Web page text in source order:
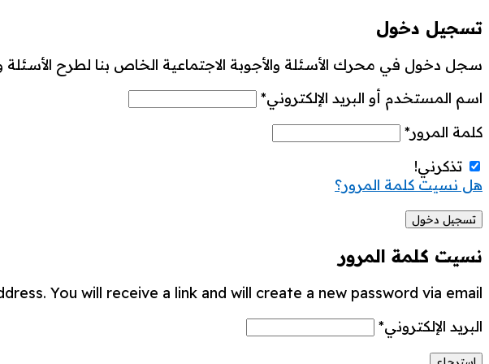
تسجيل دخول
سجل دخول في محرك الأسئلة والأجوبة الاجتماعية الخاص بنا لطرح
اسم المستخدم أو البريد الإلكتروني*
كلمة المرور*
تذكرني!
هل نسيت كلمة المرور؟
نسيت كلمة المرور
You will receive a link and will create a new password via email.
البريد الإلكتروني*